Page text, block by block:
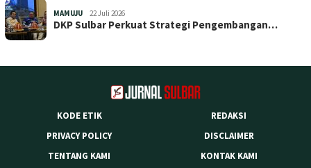
MAMUJU 22 Juli 2026
DKP Sulbar Perkuat Strategi Pengembangan…
KODE ETIK
REDAKSI
PRIVACY POLICY
DISCLAIMER
TENTANG KAMI
KONTAK KAMI